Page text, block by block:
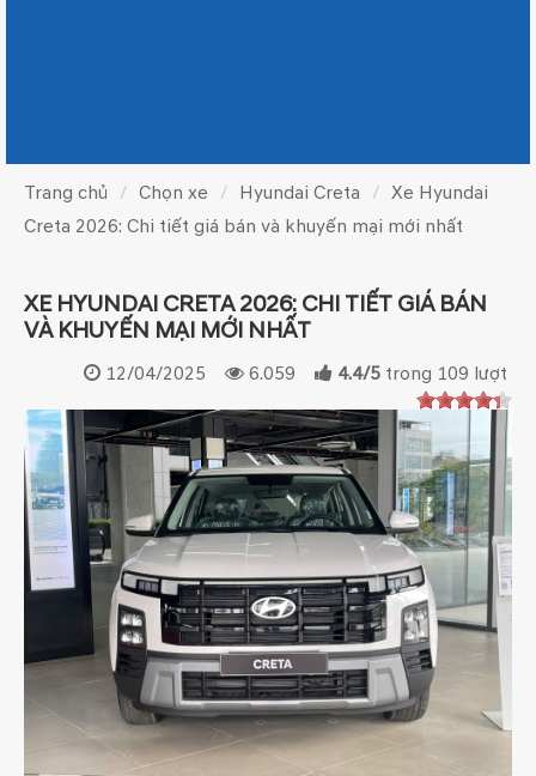
Trang chủ Chọn xe Hyundai Creta
Xe Hyundai
Creta 2026: Chi tiết giá bán và khuyến mại mới nhất
XE HYUNDAI CRETA 2026: CHI TIẾT GIÁ BÁN
VÀ KHUYẾN MẠI MỚI NHẤT
12/04/2025 6.059 4.4/5 trong 109 lượt